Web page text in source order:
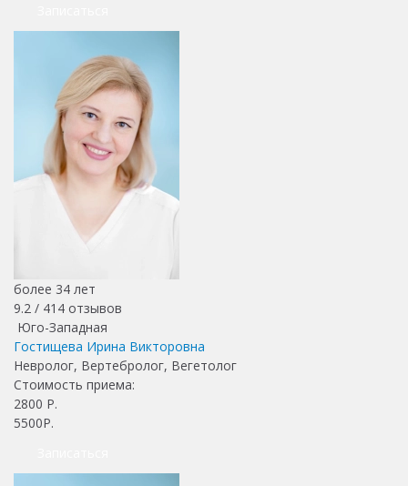
более 34 лет
9.2 / 414 отзывов
Юго-Западная
Гостищева Ирина Викторовна
Невролог, Вертебролог, Вегетолог
Стоимость приема:
2800 Р.
5500Р.